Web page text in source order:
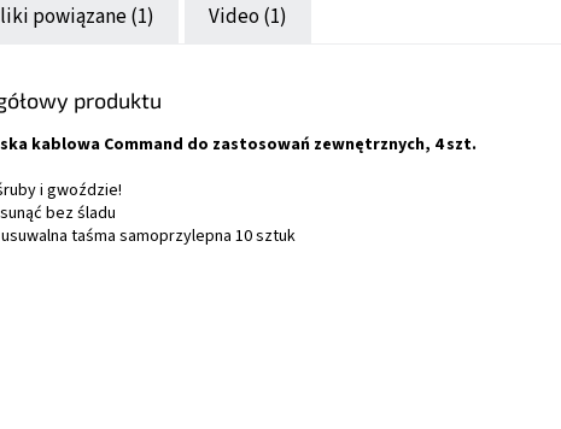
powiązane (1) Video (1)
produktu
kablowa Command do zastosowań zewnętrznych, 4 szt.
i gwoździe!
bez śladu
taśma samoprzylepna 10 sztuk